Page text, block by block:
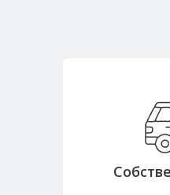
тонн
заказы